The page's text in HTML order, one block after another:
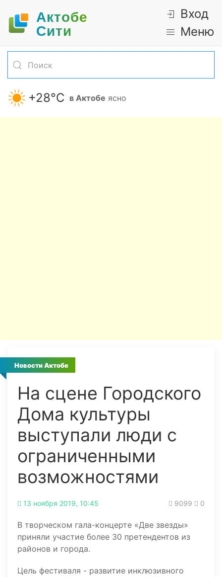
Актобе
Cити
Вход
Меню
+28°С в Актобе ясно
Новости Актобе
На сцене Городского
Дома культуры
выступали люди с
ограниченными
возможностями
13 ноября 2019, 10:45 9099 0
В творческом гала-концерте «Две звезды»
приняли участие более 30 претендентов из
районов и города.
Цель фестиваля - развитие инклюзивного